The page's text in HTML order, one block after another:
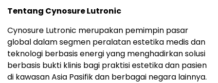
Tentang Cynosure Lutronic
Cynosure Lutronic merupakan pemimpin pasar
global dalam segmen peralatan estetika medis dan
teknologi berbasis energi yang menghadirkan solusi
berbasis bukti klinis bagi praktisi estetika dan pasien
di kawasan Asia Pasifik dan berbagai negara lainnya.